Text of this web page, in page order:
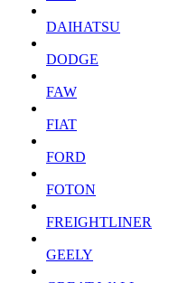
DAIHATSU
DODGE
FAW
FIAT
FORD
FOTON
FREIGHTLINER
GEELY